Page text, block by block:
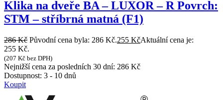
Klika na dveře BA – LUXOR – R Povrch:
STM – stříbrná matná (F1)
286Kč Původní cena byla: 286 Kč.255 KčAktuální cena je:
255 Kč.
(207 Kč bez DPH)
Nejnižší cena za posledních 30 dní: 286 Kč
Dostupnost: 3 - 10 dnů
Koupit